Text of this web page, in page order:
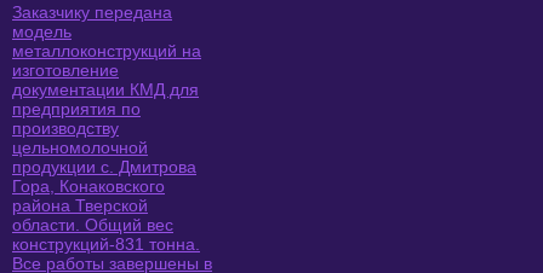
Заказчику передана
модель
металлоконструкций на
изготовление
документации КМД для
предприятия по
производству
цельномолочной
продукции с. Дмитрова
Гора, Конаковского
района Тверской
области. Общий вес
конструкций-831 тонна.
Все работы завершены в